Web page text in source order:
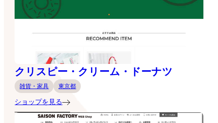
クリスピー・クリーム・ドーナツ
雑貨・家具 東京都
ショップを見る